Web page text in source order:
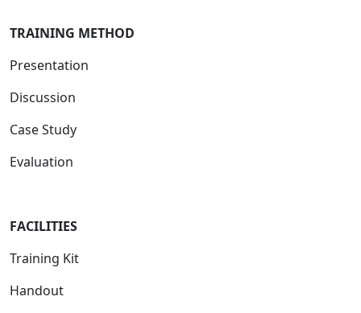
TRAINING METHOD
Presentation
Discussion
Case Study
Evaluation
FACILITIES
Training Kit
Handout